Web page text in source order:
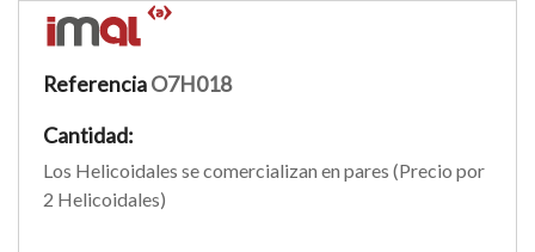
ReferenciaO7H018
Cantidad:
Los Helicoidales se comercializan en pares (Precio por
2 Helicoidales)